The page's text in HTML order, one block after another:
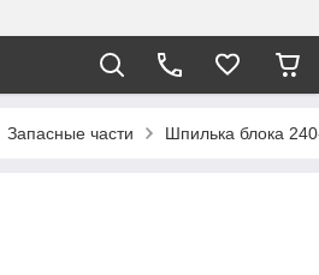
Запасные части Шпилька блока